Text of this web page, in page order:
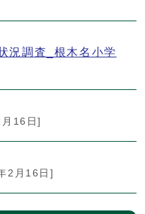
況調査_根木名小学
16日]
2月16日]